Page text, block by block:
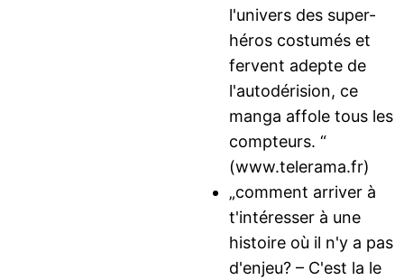
l'univers des super-
héros costumés et
fervent adepte de
l'autodérision, ce
manga affole tous les
compteurs. “
(www.telerama.fr)
„comment arriver à
t'intéresser à une
histoire où il n'y a pas
d'enjeu? – C'est la le